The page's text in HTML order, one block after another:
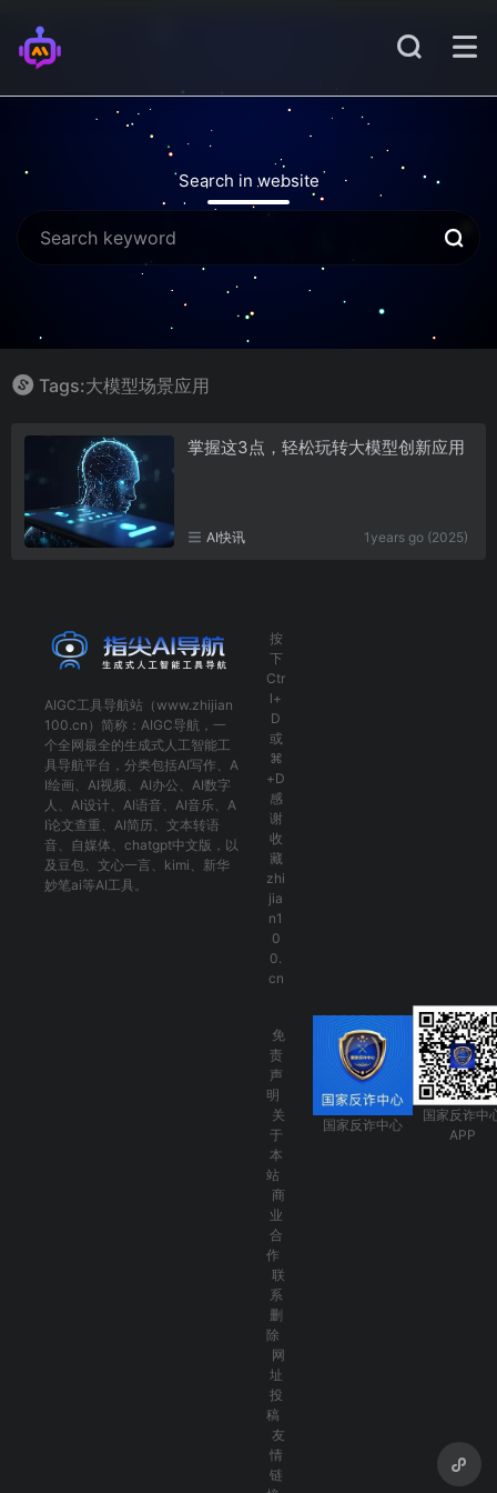
Search in website
Tags:大模型场景应用
掌握这3点，轻松玩转大模型创新应用
AI快讯 1years go (2025)
AIGC工具导航站（www.zhijian
100.cn）简称： AIGC导航 ，一
个全网最全的生成式人工智能工
具导航平台，分类包括AI写作 、 A
I绘画 、 AI视频 、 AI办公 、 AI数字
人 、 AI设计、 AI语音、 AI音乐、 A
I论文查重 、 AI简历 、 文本转语
音、 自媒体 、 chatgpt中文版 ，以
及 豆包、 文心一言 、 kimi 、 新华
妙笔ai等AI工具。
按
下
Ctr
l+
D
或
⌘
+D
感
谢
收
藏
zhi
jia
n1
0
0.
cn
免
责
声
明
关
于
本
站
商
业
合
作
联
系
删
除
网
址
投
稿
友
情
链
国家反诈中心
国家反诈中
APP